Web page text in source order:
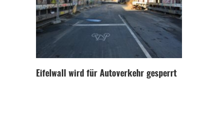
Eifelwall wird für Autoverkehr gesperrt